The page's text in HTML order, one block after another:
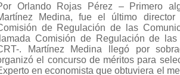
Orlando Rojas Pérez – Primero
Medina, fue el último
de Regulación de las
llamada Comisión de Regulación de
. Martínez Medina llegó por
el concurso de méritos para
en economista que obtuviera el